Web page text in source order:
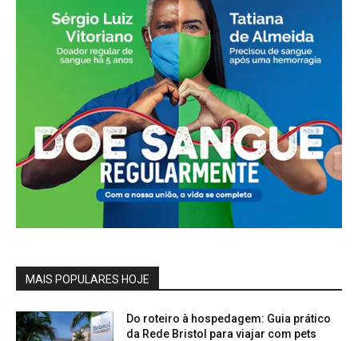
MAIS POPULARES HOJE
Do roteiro à hospedagem: Guia prático
da Rede Bristol para viajar com pets